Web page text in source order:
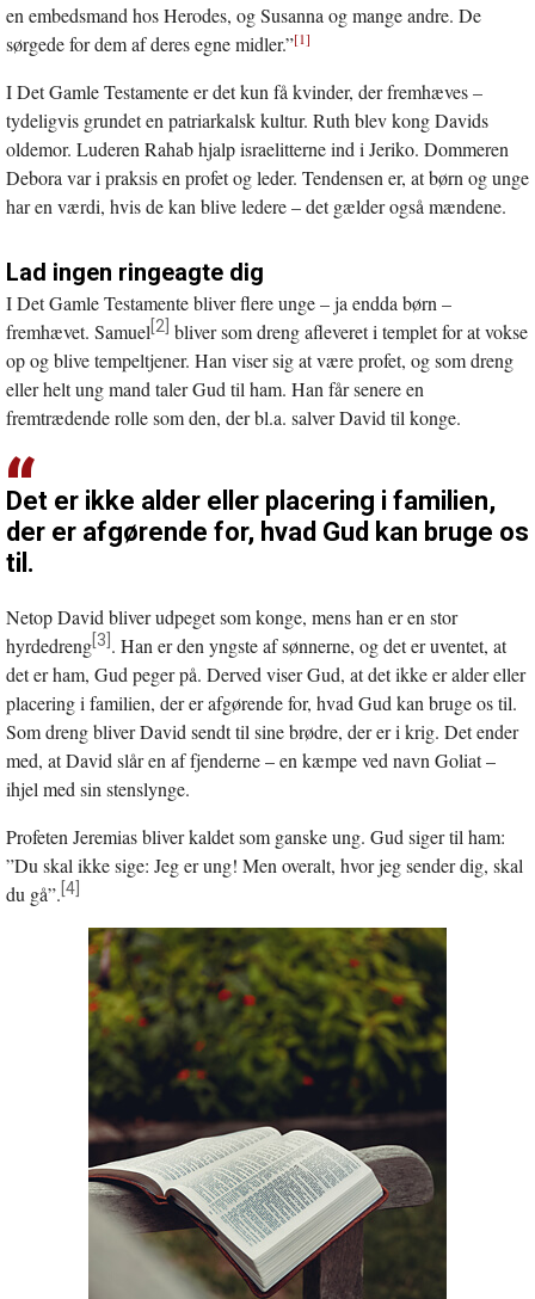
en embedsmand hos Herodes, og Susanna og mange andre. De
sørgede for dem af deres egne midler.”[1]
I Det Gamle Testamente er det kun få kvinder, der fremhæves –
tydeligvis grundet en patriarkalsk kultur. Ruth blev kong Davids
oldemor. Luderen Rahab hjalp israelitterne ind i Jeriko. Dommeren
Debora var i praksis en profet og leder. Tendensen er, at børn og unge
har en værdi, hvis de kan blive ledere – det gælder også mændene.
Lad ingen ringeagte dig
I Det Gamle Testamente bliver flere unge – ja endda børn –
fremhævet. Samuel[2] bliver som dreng afleveret i templet for at vokse
op og blive tempeltjener. Han viser sig at være profet, og som dreng
eller helt ung mand taler Gud til ham. Han får senere en
fremtrædende rolle som den, der bl.a. salver David til konge.
Det er ikke alder eller placering i familien,
der er afgørende for, hvad Gud kan bruge os
til.
Netop David bliver udpeget som konge, mens han er en stor
hyrdedreng[3]. Han er den yngste af sønnerne, og det er uventet, at
det er ham, Gud peger på. Derved viser Gud, at det ikke er alder eller
placering i familien, der er afgørende for, hvad Gud kan bruge os til.
Som dreng bliver David sendt til sine brødre, der er i krig. Det ender
med, at David slår en af fjenderne – en kæmpe ved navn Goliat –
ihjel med sin stenslynge.
Profeten Jeremias bliver kaldet som ganske ung. Gud siger til ham:
”Du skal ikke sige: Jeg er ung! Men overalt, hvor jeg sender dig, skal
du gå”.[4]